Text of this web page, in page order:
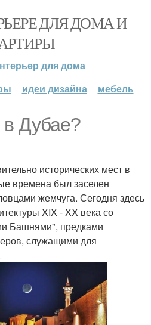
ДЛЯ ДОМА И
для дома
идеи дизайна мебель
в Дубае?
исторических мест в
времена был заселен
жемчуга. Сегодня здесь
XIX - XX века со
Башнями", предками
служащими для